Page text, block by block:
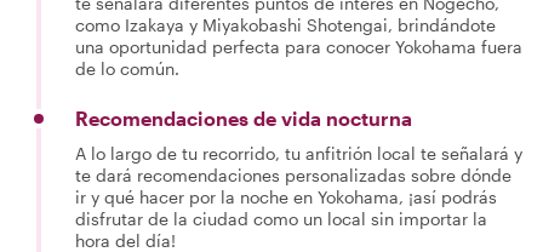
como Izakaya y Miyakobashi Shotengai, brindándote
una oportunidad perfecta para conocer Yokohama fuera
de lo común.
Recomendaciones de vida nocturna
A lo largo de tu recorrido, tu anfitrión local te señalará y
te dará recomendaciones personalizadas sobre dónde
ir y qué hacer por la noche en Yokohama, ¡así podrás
disfrutar de la ciudad como un local sin importar la
hora del día!